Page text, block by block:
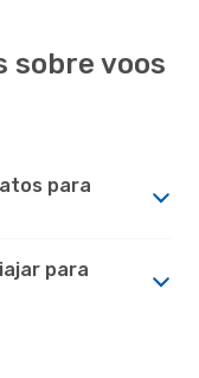
sobre voos
para
para